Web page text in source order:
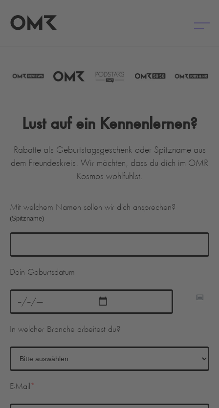
Lust auf ein Kennenlernen?
Rabatte als Geburtstagsgeschenk oder Spitzname aus
dem Freundeskreis. Wir möchten, dass du dich im OMR
Kosmos wohlfühlst.
Mit welchem Namen sollen wir dich ansprechen?
(Spitzname)
Dein Geburtsdatum
In welcher Branche arbeitest du?
E-Mail *